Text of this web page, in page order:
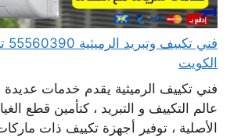
الكويت
فني تكييف الرميثية يقدم خدمات
عالم التكييف و التبريد ، كتأمين قطع
الأصلية ، توفير أجهزة تكييف ذات